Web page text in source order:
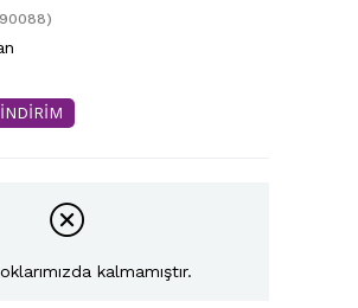
kalmamıştır.